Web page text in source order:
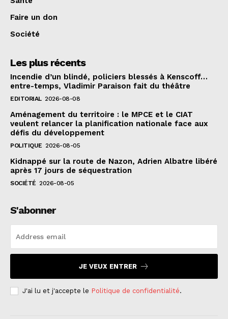
Faire un don
Société
Les plus récents
Incendie d’un blindé, policiers blessés à Kenscoff…
entre-temps, Vladimir Paraison fait du théâtre
EDITORIAL 2026-08-08
Aménagement du territoire : le MPCE et le CIAT
veulent relancer la planification nationale face aux
défis du développement
POLITIQUE 2026-08-05
Kidnappé sur la route de Nazon, Adrien Albatre libéré
après 17 jours de séquestration
SOCIÉTÉ 2026-08-05
S'abonner
JE VEUX ENTRER
J'ai lu et j'accepte le Politique de confidentialité.